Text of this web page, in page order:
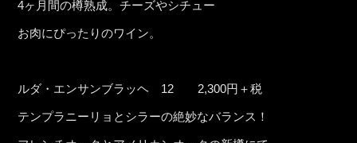
4ヶ月間の樽熟成。チーズやシチュー
お肉にぴったりのワイン。
ルダ・エンサンブラッヘ 12 2,300円＋税
テンプラニーリョとシラーの絶妙なバランス！